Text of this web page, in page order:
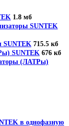
1.8 мб
SUNTEK
SUNTEK 715.5 кб
SUNTEK 676 кб
(ЛАТРы)
в однофазную